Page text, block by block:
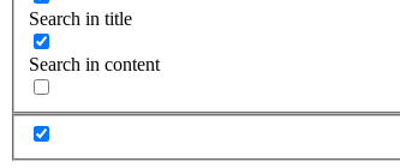
Search in title
Search in content